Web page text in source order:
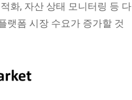
화, 자산 상태 모니터링 등 다
랫폼 시장 수요가 증가할 것